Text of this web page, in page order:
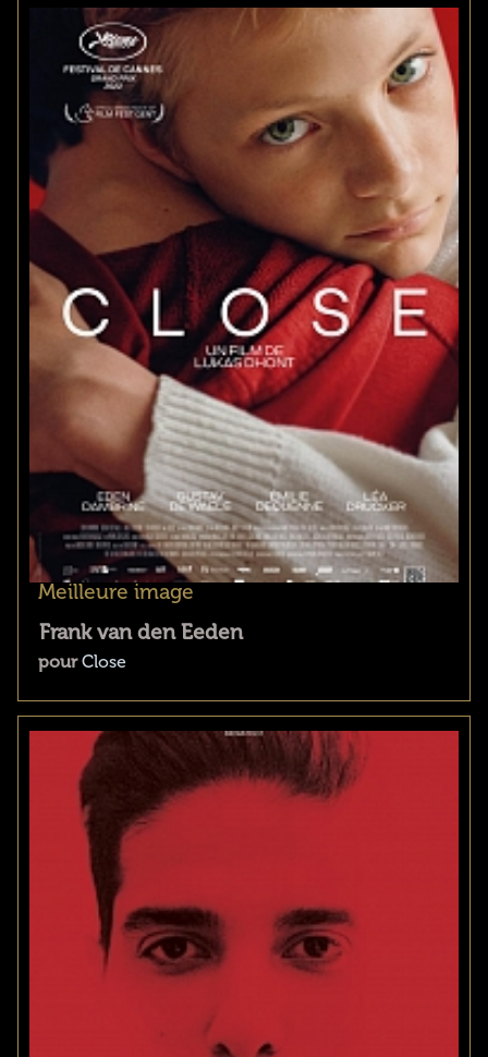
Meilleure image
Frank van den Eeden
pourClose